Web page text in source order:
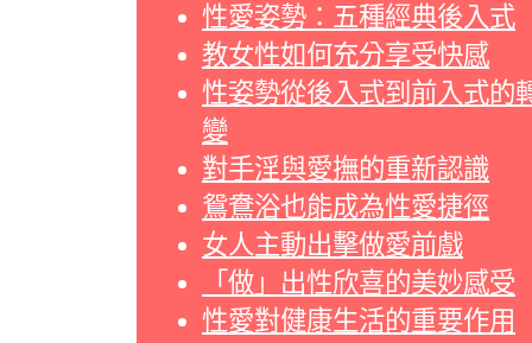
性愛姿勢：五種經典後入式
教女性如何充分享受快感
性姿勢從後入式到前入式的
變
對手淫與愛撫的重新認識
鴛鴦浴也能成為性愛捷徑
女人主動出擊做愛前戲
「做」出性欣喜的美妙感受
性愛對健康生活的重要作用